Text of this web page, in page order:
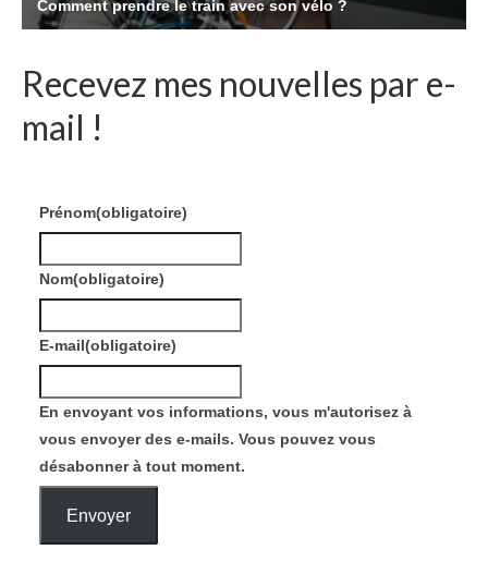
Recevez mes nouvelles par e-
mail !
Prénom(obligatoire)
Nom(obligatoire)
E-mail(obligatoire)
En envoyant vos informations, vous m'autorisez à
vous envoyer des e-mails. Vous pouvez vous
désabonner à tout moment.
Envoyer